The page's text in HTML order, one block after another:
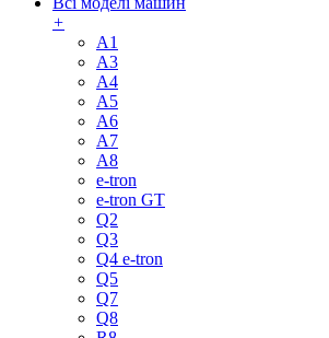
+
A1
A3
A4
A5
A6
A7
A8
e-tron
e-tron GT
Q2
Q3
Q4 e-tron
Q5
Q7
Q8